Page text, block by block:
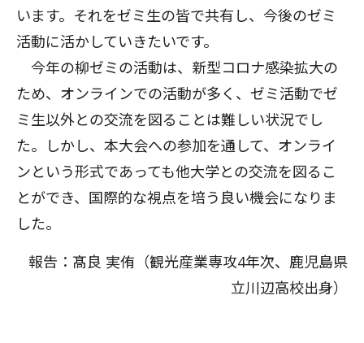
います。それをゼミ生の皆で共有し、今後のゼミ
活動に活かしていきたいです。
今年の柳ゼミの活動は、新型コロナ感染拡大の
ため、オンラインでの活動が多く、ゼミ活動でゼ
ミ生以外との交流を図ることは難しい状況でし
た。しかし、本大会への参加を通して、オンライ
ンという形式であっても他大学との交流を図るこ
とができ、国際的な視点を培う良い機会になりま
した。
報告：髙良 実侑（観光産業専攻4年次、鹿児島県
立川辺高校出身）